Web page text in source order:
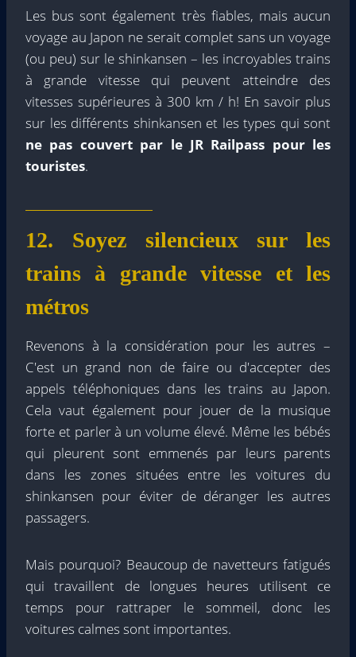
Les bus sont également très fiables, mais aucun
voyage au Japon ne serait complet sans un voyage
(ou peu) sur le shinkansen – les incroyables trains
à grande vitesse qui peuvent atteindre des
vitesses supérieures à 300 km / h! En savoir plus
sur les différents shinkansen et les types qui sont
ne pas couvert par le JR Railpass pour les
touristes.
12. Soyez silencieux sur les
trains à grande vitesse et les
métros
Revenons à la considération pour les autres –
C'est un grand non de faire ou d'accepter des
appels téléphoniques dans les trains au Japon.
Cela vaut également pour jouer de la musique
forte et parler à un volume élevé. Même les bébés
qui pleurent sont emmenés par leurs parents
dans les zones situées entre les voitures du
shinkansen pour éviter de déranger les autres
passagers.
Mais pourquoi? Beaucoup de navetteurs fatigués
qui travaillent de longues heures utilisent ce
temps pour rattraper le sommeil, donc les
voitures calmes sont importantes.